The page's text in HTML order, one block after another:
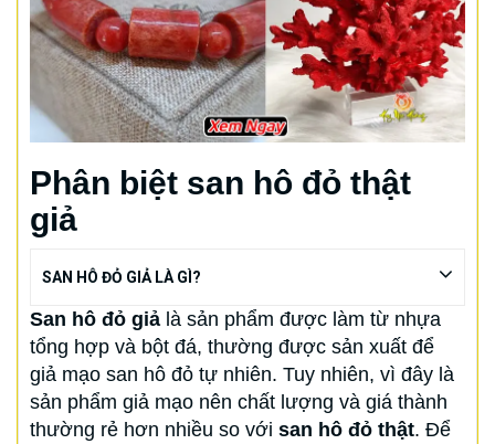
Phân biệt san hô đỏ thật
giả
SAN HÔ ĐỎ GIẢ LÀ GÌ?
San hô đỏ giả là sản phẩm được làm từ nhựa
tổng hợp và bột đá, thường được sản xuất để
giả mạo san hô đỏ tự nhiên. Tuy nhiên, vì đây là
sản phẩm giả mạo nên chất lượng và giá thành
thường rẻ hơn nhiều so với san hô đỏ thật. Để